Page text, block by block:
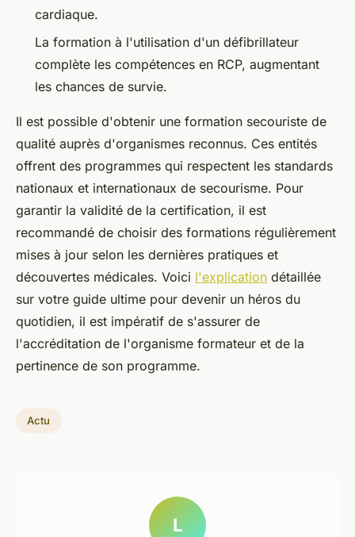
cardiaque.
La formation à l'utilisation d'un défibrillateur
complète les compétences en RCP, augmentant
les chances de survie.
Il est possible d'obtenir une formation secouriste de
qualité auprès d'organismes reconnus. Ces entités
offrent des programmes qui respectent les standards
nationaux et internationaux de secourisme. Pour
garantir la validité de la certification, il est
recommandé de choisir des formations régulièrement
mises à jour selon les dernières pratiques et
découvertes médicales. Voici l'explication détaillée
sur votre guide ultime pour devenir un héros du
quotidien, il est impératif de s'assurer de
l'accréditation de l'organisme formateur et de la
pertinence de son programme.
Actu
L